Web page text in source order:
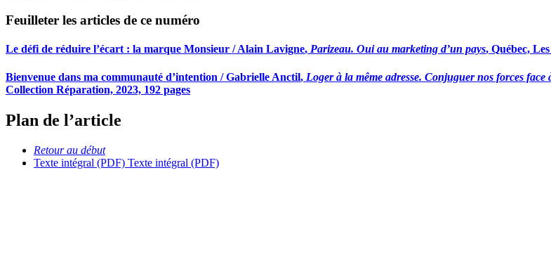
Feuilleter les articles de ce numéro
Le défi de réduire l’écart : la marque Monsieur /Alain Lavigne, Parizeau. Oui au marketing d’un pays, Québec,
Bienvenue dans ma communauté d’intention /Gabrielle Anctil, Loger à la même adresse. Conjuguer nos forces
Collection Réparation, 2023, 192 pages
Plan de l’article
Retour au début
Texte intégral (PDF) Texte intégral (PDF)